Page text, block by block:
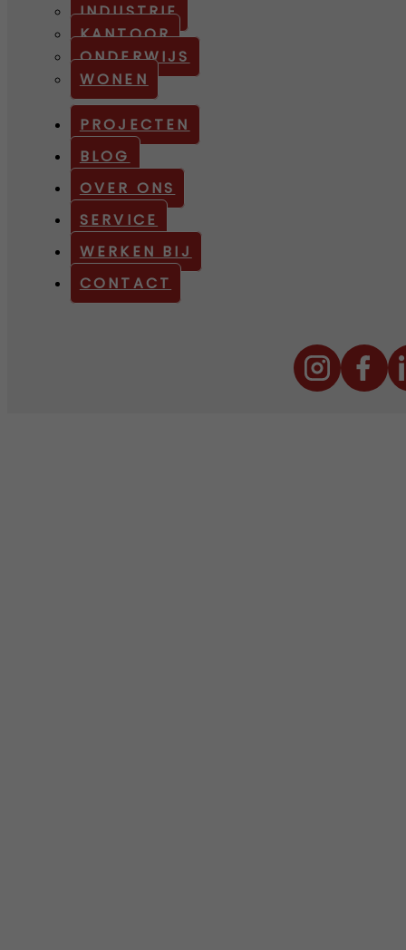
INDUSTRIE
KANTOOR
ONDERWIJS
WONEN
PROJECTEN
BLOG
OVER ONS
SERVICE
WERKEN BIJ
CONTACT